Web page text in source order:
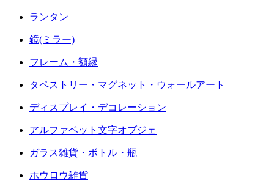
ランタン
鏡(ミラー)
フレーム・額縁
タペストリー・マグネット・ウォールアート
ディスプレイ・デコレーション
アルファベット文字オブジェ
ガラス雑貨・ボトル・瓶
ホウロウ雑貨